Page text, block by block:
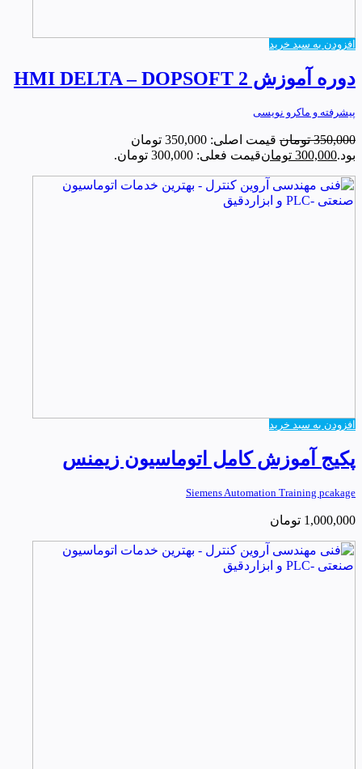
افزودن به سبد خرید
دوره آموزش HMI DELTA – DOPSOFT 2
پیشرفته و ماکرو نویسی
350,000 تومان
قیمت اصلی: 350,000 تومان
بود.300,000 تومانقیمت فعلی: 300,000 تومان.
افزودن به سبد خرید
پکیج آموزش کامل اتوماسیون زیمنس
Siemens Automation Training pcakage
1,000,000 تومان